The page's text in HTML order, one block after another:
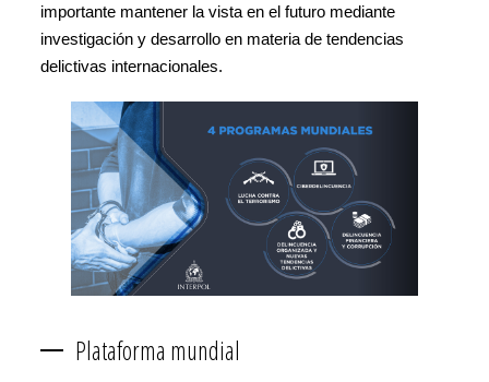
importante mantener la vista en el futuro mediante
investigación y desarrollo en materia de tendencias
delictivas internacionales.
Plataforma mundial